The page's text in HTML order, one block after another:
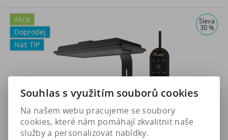
Akce
Doprodej
Náš TIP
Sleva
30 %
Souhlas s využitím souborů cookies
Na našem webu pracujeme se soubory
cookies, které nám pomáhají zkvalitnit naše
služby a personalizovat nabídky.